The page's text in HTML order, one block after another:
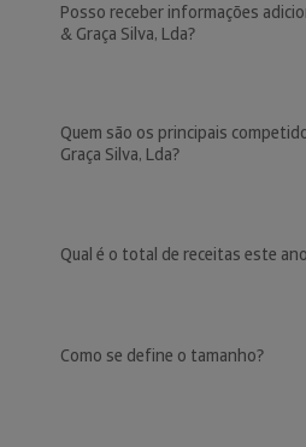
Posso receber informações
& Graça Silva, Lda?
Quem são os principais
Graça Silva, Lda?
Qual é o total de receitas este
Como se define o tamanho?